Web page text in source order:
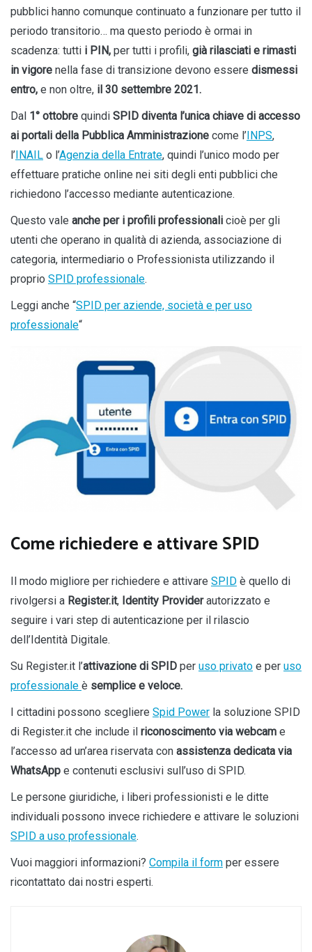
pubblici hanno comunque continuato a funzionare per tutto il
periodo transitorio… ma questo periodo è ormai in
scadenza: tutti i PIN, per tutti i profili, già rilasciati e rimasti
in vigore nella fase di transizione devono essere dismessi
entro, e non oltre, il 30 settembre 2021.
Dal 1° ottobre quindi SPID diventa l’unica chiave di accesso
ai portali della Pubblica Amministrazione come l’INPS,
l’INAIL o l’Agenzia della Entrate, quindi l’unico modo per
effettuare pratiche online nei siti degli enti pubblici che
richiedono l’accesso mediante autenticazione.
Questo vale anche per i profili professionali cioè per gli
utenti che operano in qualità di azienda, associazione di
categoria, intermediario o Professionista utilizzando il
proprio SPID professionale.
Leggi anche “SPID per aziende, società e per uso
professionale“
Come richiedere e attivare SPID
Il modo migliore per richiedere e attivare SPID è quello di
rivolgersi a Register.it, Identity Providerautorizzato e
seguire i vari step di autenticazione per il rilascio
dell’Identità Digitale.
Su Register.it l’attivazione di SPID per uso privato e per uso
professionale è semplice e veloce.
I cittadini possono scegliere Spid Power la soluzione SPID
di Register.it che include il riconoscimento via webcam e
l’accesso ad un’area riservata con assistenza dedicata via
WhatsApp e contenuti esclusivi sull’uso di SPID.
Le persone giuridiche, i liberi professionisti e le ditte
individuali possono invece richiedere e attivare le soluzioni
SPID a uso professionale.
Vuoi maggiori informazioni? Compila il form per essere
ricontattato dai nostri esperti.